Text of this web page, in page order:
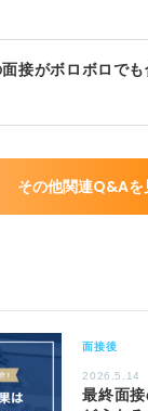
接がボロボロで
その他関連Q&Aを
面接後
2026.5.14
最終面